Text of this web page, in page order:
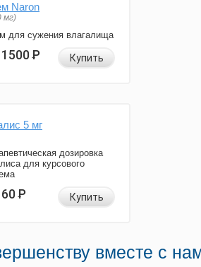
Naron
мг)
для сужения влагалища
1500Р Купить
5 мг
дозировка
для курсового
60Р Купить
вместе с